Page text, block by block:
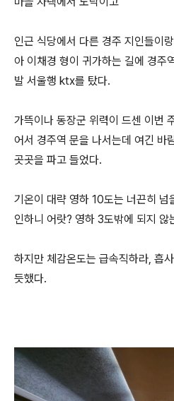
인근 식당에서 다른 경주 지인들이
아 이채경 형이 귀가하는 길에 경주
발 서울행 ktx를 탔다.
가뜩이나 동장군 위력이 드센 이번
어서 경주역 문을 나서는데 여긴 바
곳곳을 파고 들었다.
기온이 대략 영하 10도는 너끈히 넘
인하니 어랏? 영하 3도밖에 되지 않
하지만 체감온도는 급속직하라, 흡
듯했다.